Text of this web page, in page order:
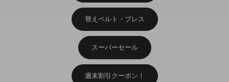
替えベルト・ブレス
スーパーセール
週末割引クーポン！